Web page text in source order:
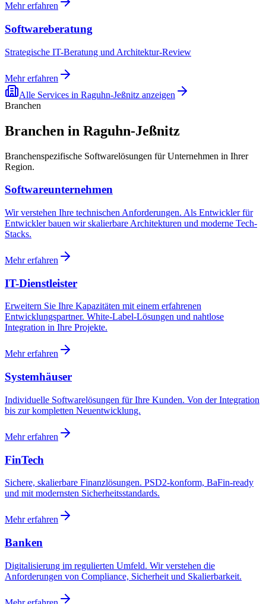
Mehr erfahren
Softwareberatung
Strategische IT-Beratung und Architektur-Review
Mehr erfahren
Alle Services in Raguhn-Jeßnitz anzeigen
Branchen
Branchen in Raguhn-Jeßnitz
Branchenspezifische Softwarelösungen für Unternehmen in Ihrer
Region.
Softwareunternehmen
Wir verstehen Ihre technischen Anforderungen. Als Entwickler für
Entwickler bauen wir skalierbare Architekturen und moderne Tech-
Stacks.
Mehr erfahren
IT-Dienstleister
Erweitern Sie Ihre Kapazitäten mit einem erfahrenen
Entwicklungspartner. White-Label-Lösungen und nahtlose
Integration in Ihre Projekte.
Mehr erfahren
Systemhäuser
Individuelle Softwarelösungen für Ihre Kunden. Von der Integration
bis zur kompletten Neuentwicklung.
Mehr erfahren
FinTech
Sichere, skalierbare Finanzlösungen. PSD2-konform, BaFin-ready
und mit modernsten Sicherheitsstandards.
Mehr erfahren
Banken
Digitalisierung im regulierten Umfeld. Wir verstehen die
Anforderungen von Compliance, Sicherheit und Skalierbarkeit.